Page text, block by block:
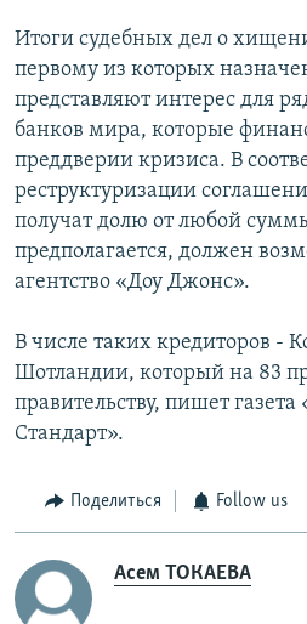
Итоги судебных дел о
первому из которых
представляют интерес для
банков мира, которые
преддверии кризиса. В
реструктуризации
получат долю от любой
предполагается, должен
агентство «Доу Джонс».
В числе таких кредиторов -
Шотландии, который на 83
правительству, пишет
Стандарт».
Поделиться Follow us
Асем ТОКАЕВА